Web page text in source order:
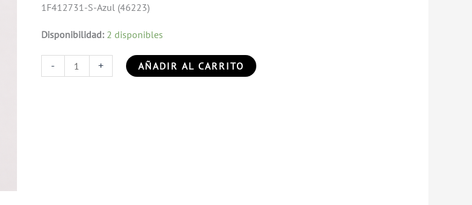
1F412731-S-Azul (46223)
Disponibilidad: 2 disponibles
- + AÑADIR AL CARRITO